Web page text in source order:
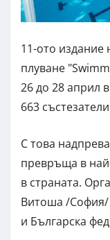
11-ото
плуване
26 до 28 април
663
С това
превръща в
в страната.
Витоша /София/
и Българска